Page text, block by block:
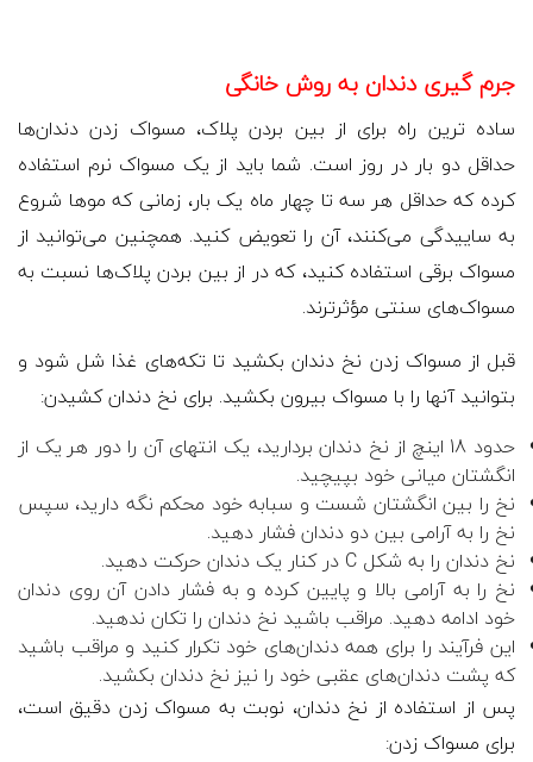
جرم گیری دندان به روش خانگی
ساده ترین راه برای از بین بردن پلاک، مسواک زدن دندان‌ها
حداقل دو بار در روز است. شما باید از یک مسواک نرم استفاده
کرده که حداقل هر سه تا چهار ماه یک بار، زمانی که موها شروع
به ساییدگی می‌کنند، آن را تعویض کنید. همچنین می‌توانید از
مسواک برقی استفاده کنید، که در از بین بردن پلاک‌ها نسبت به
مسواک‌های سنتی مؤثرترند.
قبل از مسواک زدن نخ دندان بکشید تا تکه‌های غذا شل شود و
بتوانید آنها را با مسواک بیرون بکشید. برای نخ دندان کشیدن:
حدود 18 اینچ از نخ دندان بردارید، یک انتهای آن را دور هر یک از
انگشتان میانی خود بپیچید.
نخ را بین انگشتان شست و سبابه خود محکم نگه دارید، سپس
نخ را به آرامی بین دو دندان فشار دهید.
نخ دندان را به شکل C در کنار یک دندان حرکت دهید.
نخ را به آرامی بالا و پایین کرده و به فشار دادن آن روی دندان
خود ادامه دهید. مراقب باشید نخ دندان را تکان ندهید.
این فرآیند را برای همه دندان‌های خود تکرار کنید و مراقب باشید
که پشت دندان‌های عقبی خود را نیز نخ دندان بکشید.
پس از استفاده از نخ دندان، نوبت به مسواک زدن دقیق است،
برای مسواک زدن: